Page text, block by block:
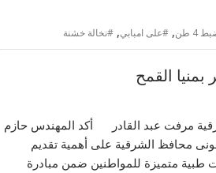
4 طن , #على امبابي, #نخالة خشنة
بمنيا القمح
مرفت عبد القادر أكد المهندس حازم
محافظ الشرقية على أهمية تقديم
طبية متميزة للمواطنين ضمن مبادرة